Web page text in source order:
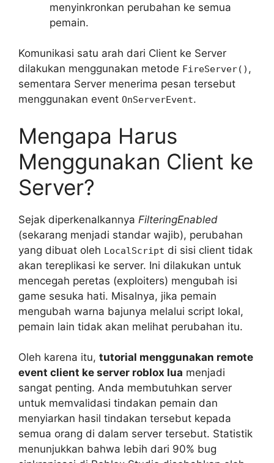
menyinkronkan perubahan ke semua
pemain.
Komunikasi satu arah dari Client ke Server
dilakukan menggunakan metode FireServer() ,
sementara Server menerima pesan tersebut
menggunakan event OnServerEvent.
Mengapa Harus
Menggunakan Client ke
Server?
Sejak diperkenalkannya FilteringEnabled
(sekarang menjadi standar wajib), perubahan
yang dibuat oleh LocalScript di sisi client tidak
akan tereplikasi ke server. Ini dilakukan untuk
mencegah peretas (exploiters) mengubah isi
game sesuka hati. Misalnya, jika pemain
mengubah warna bajunya melalui script lokal,
pemain lain tidak akan melihat perubahan itu.
Oleh karena itu, tutorial menggunakan remote
event client ke server roblox lua menjadi
sangat penting. Anda membutuhkan server
untuk memvalidasi tindakan pemain dan
menyiarkan hasil tindakan tersebut kepada
semua orang di dalam server tersebut. Statistik
menunjukkan bahwa lebih dari 90% bug